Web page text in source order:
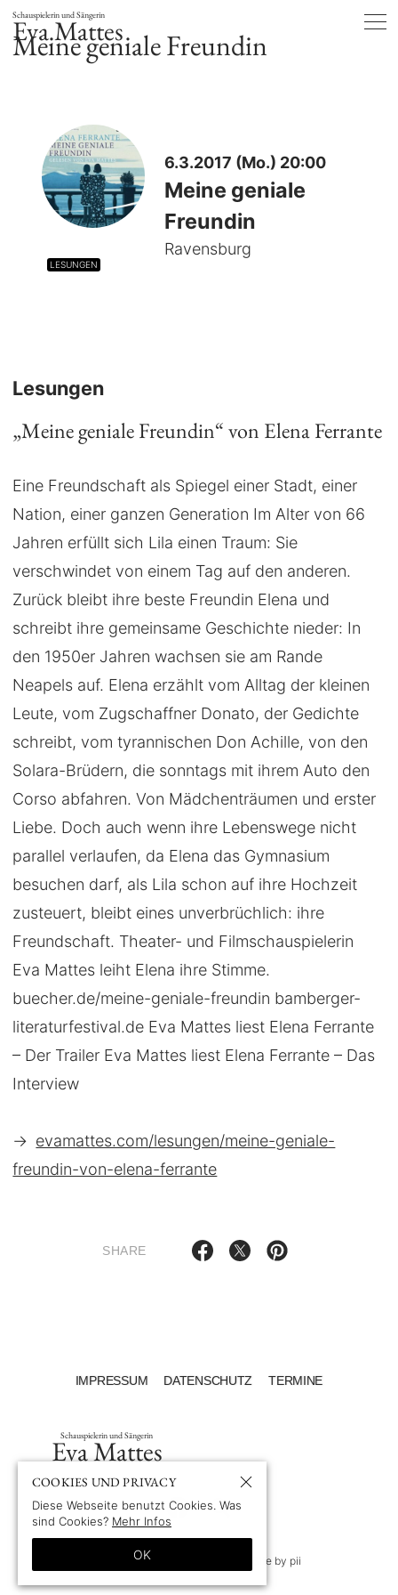
Schauspielerin und Sängerin
Eva Mattes
Meine geniale Freundin
LESUNGEN
6.3.2017 (Mo.) 20:00
Meine geniale
Freundin
Ravensburg
Lesungen
„Meine geniale Freundin“ von Elena Ferrante
Eine Freundschaft als Spiegel einer Stadt, einer
Nation, einer ganzen Generation Im Alter von 66
Jahren erfüllt sich Lila einen Traum: Sie
verschwindet von einem Tag auf den anderen.
Zurück bleibt ihre beste Freundin Elena und
schreibt ihre gemeinsame Geschichte nieder: In
den 1950er Jahren wachsen sie am Rande
Neapels auf. Elena erzählt vom Alltag der kleinen
Leute, vom Zugschaffner Donato, der Gedichte
schreibt, vom tyrannischen Don Achille, von den
Solara-Brüdern, die sonntags mit ihrem Auto den
Corso abfahren. Von Mädchenträumen und erster
Liebe. Doch auch wenn ihre Lebenswege nicht
parallel verlaufen, da Elena das Gymnasium
besuchen darf, als Lila schon auf ihre Hochzeit
zusteuert, bleibt eines unverbrüchlich: ihre
Freundschaft. Theater- und Filmschauspielerin
Eva Mattes leiht Elena ihre Stimme.
buecher.de/meine-geniale-freundin bamberger-
literaturfestival.de Eva Mattes liest Elena Ferrante
– Der Trailer Eva Mattes liest Elena Ferrante – Das
Interview
→ evamattes.com/lesungen/meine-geniale-
freundin-von-elena-ferrante
SHARE
IMPRESSUM DATENSCHUTZ TERMINE
Schauspielerin und Sängerin
Eva Mattes
© 1969-2026 by Eva Mattes Site by pii
COOKIES UND PRIVACY
Diese Webseite benutzt Cookies. Was
sind Cookies? Mehr Infos
OK